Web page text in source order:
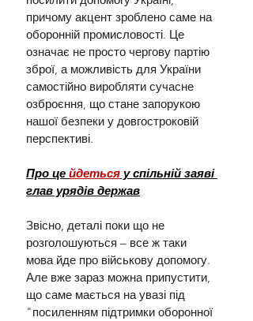
причому акцент зроблено саме на
оборонній промисловості. Це
означає не просто чергову партію
зброї, а можливість для України
самостійно виробляти сучасне
озброєння, що стане запорукою
нашої безпеки у довгостроковій
перспективі.
Про це йдеться у спільній заяві
глав урядів держав
Звісно, деталі поки що не
розголошуються – все ж таки
мова йде про військову допомогу.
Але вже зараз можна припустити,
що саме мається на увазі під
"посиленням підтримки оборонної